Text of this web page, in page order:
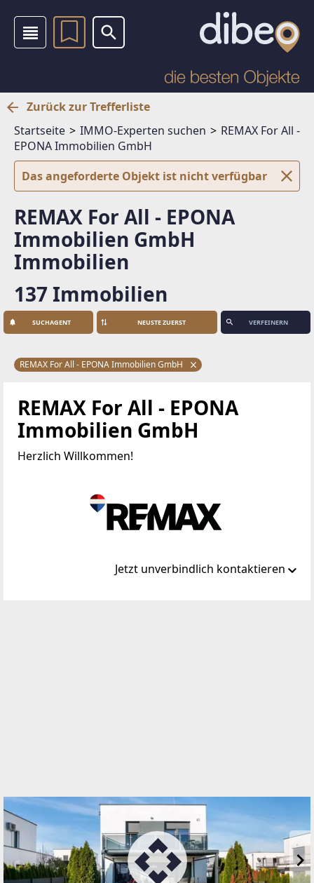
Zurück zur Trefferliste
Startseite
IMMO-Experten suchen
REMAX For All -
EPONA Immobilien GmbH
Das angeforderte Objekt ist nicht verfügbar
REMAX For All - EPONA
Immobilien GmbH
Immobilien
137 Immobilien
SUCHAGENT VERFEINERN
REMAX For All - EPONA Immobilien GmbH
REMAX For All - EPONA
Immobilien GmbH
Herzlich Willkommen!
Jetzt unverbindlich kontaktieren